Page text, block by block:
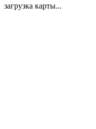
загрузка карты...